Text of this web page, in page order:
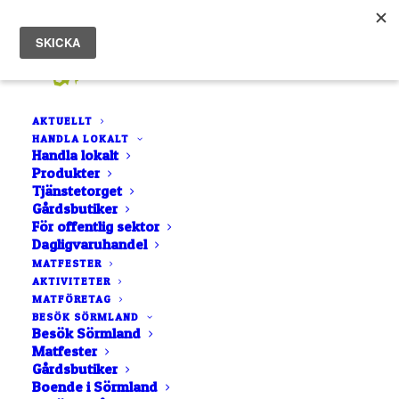
AKTUELLT
HANDLA LOKALT
Handla lokalt
Produkter
Tjänstetorget
Gårdsbutiker
För offentlig sektor
Dagligvaruhandel
MATFESTER
AKTIVITETER
MATFÖRETAG
BESÖK SÖRMLAND
Besök Sörmland
Matfester
Gårdsbutiker
Boende i Sörmland
Bli medlem